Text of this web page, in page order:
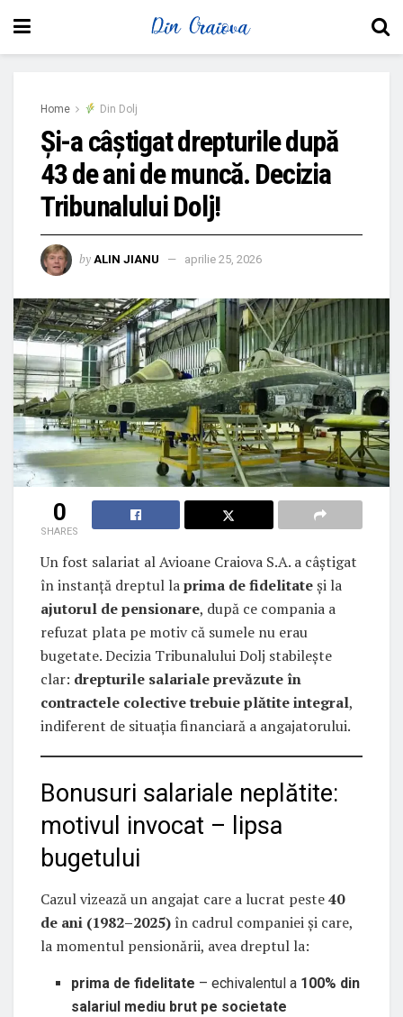
Home Din Dolj
Și-a câștigat drepturile după
43 de ani de muncă. Decizia
Tribunalului Dolj!
by ALIN JIANU aprilie 25, 2026
0
SHARES
Un fost salariat al Avioane Craiova S.A. a câștigat
în instanță dreptul laprima de fidelitateși la
ajutorul de pensionare, după ce compania a
refuzat plata pe motiv că sumele nu erau
bugetate. Decizia Tribunalului Dolj stabilește
clar: drepturile salariale prevăzute în
contractele colective trebuie plătite integral,
indiferent de situația financiară a angajatorului.
Bonusuri salariale neplătite:
motivul invocat – lipsa
bugetului
Cazul vizează un angajat care a lucrat peste40
de ani (1982–2025) în cadrul companiei și care,
la momentul pensionării, avea dreptul la:
prima de fidelitate – echivalentul a 100% din
salariul mediu brut pe societate